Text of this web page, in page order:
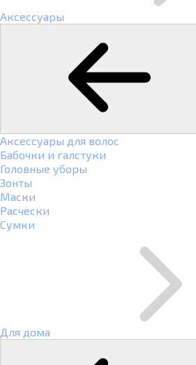
Аксессуары
Аксессуары для волос
Бабочки и галстуки
Головные уборы
Зонты
Маски
Расчески
Сумки
Для дома